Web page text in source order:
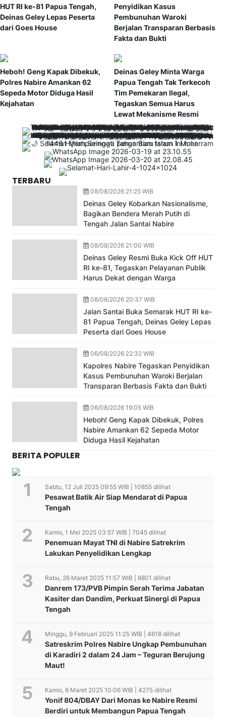
HUT RI ke-81 Papua Tengah,
Deinas Geley Lepas Peserta
dari Goes House
Penyidikan Kasus
Pembunuhan Waroki
Berjalan Transparan Berbasis
Fakta dan Bukti
Heboh! Geng Kapak Dibekuk,
Polres Nabire Amankan 62
Sepeda Motor Diduga Hasil
Kejahatan
Deinas Geley Minta Warga
Papua Tengah Tak Terkecoh
Tim Pemekaran Ilegal,
Tegaskan Semua Harus
Lewat Mekanisme Resmi
TERBARU
08/08/2026 21:25 WIB
Deinas Geley Kobarkan Nasionalisme,
Bagikan Bendera Merah Putih di
Tengah Jalan Santai Nabire
08/08/2026 21:00 WIB
Deinas Geley Resmi Buka Kick Off HUT
RI ke-81, Tegaskan Pelayanan Publik
Harus Dekat dengan Warga
08/08/2026 20:37 WIB
Jalan Santai Buka Semarak HUT RI ke-
81 Papua Tengah, Deinas Geley Lepas
Peserta dari Goes House
06/08/2026 22:32 WIB
Kapolres Nabire Tegaskan Penyidikan
Kasus Pembunuhan Waroki Berjalan
Transparan Berbasis Fakta dan Bukti
06/08/2026 19:05 WIB
Heboh! Geng Kapak Dibekuk, Polres
Nabire Amankan 62 Sepeda Motor
Diduga Hasil Kejahatan
BERITA POPULER
Sabtu, 12 Juli 2025 09:55 WIB | 10855 dilihat
Pesawat Batik Air Siap Mendarat di Papua
Tengah
Kamis, 1 Mei 2025 03:57 WIB | 7045 dilihat
Penemuan Mayat TNI di Nabire Satrekrim
Lakukan Penyelidikan Lengkap
Rabu, 26 Maret 2025 11:57 WIB | 6801 dilihat
Danrem 173/PVB Pimpin Serah Terima Jabatan
Kasiter dan Dandim, Perkuat Sinergi di Papua
Tengah
Minggu, 9 Februari 2025 11:25 WIB | 4618 dilihat
Satreskrim Polres Nabire Ungkap Pembunuhan
di Karadiri 2 dalam 24 Jam – Teguran Berujung
Maut!
Kamis, 6 Maret 2025 10:06 WIB | 4275 dilihat
Yonif 804/DBAY Dari Monas ke Nabire Resmi
Berdiri untuk Membangun Papua Tengah